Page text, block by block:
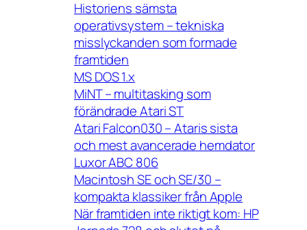
Historiens sämsta
operativsystem – tekniska
misslyckanden som formade
framtiden
MS DOS 1.x
MiNT – multitasking som
förändrade Atari ST
Atari Falcon030 – Ataris sista
och mest avancerade hemdator
Luxor ABC 806
Macintosh SE och SE/30 –
kompakta klassiker från Apple
När framtiden inte riktigt kom: HP